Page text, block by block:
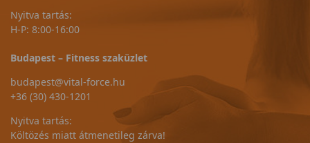
Nyitva tartás:
H-P: 8:00-16:00
Budapest – Fitness szaküzlet
budapest@vital-force.hu
+36 (30) 430-1201
Nyitva tartás:
Költözés miatt átmenetileg zárva!